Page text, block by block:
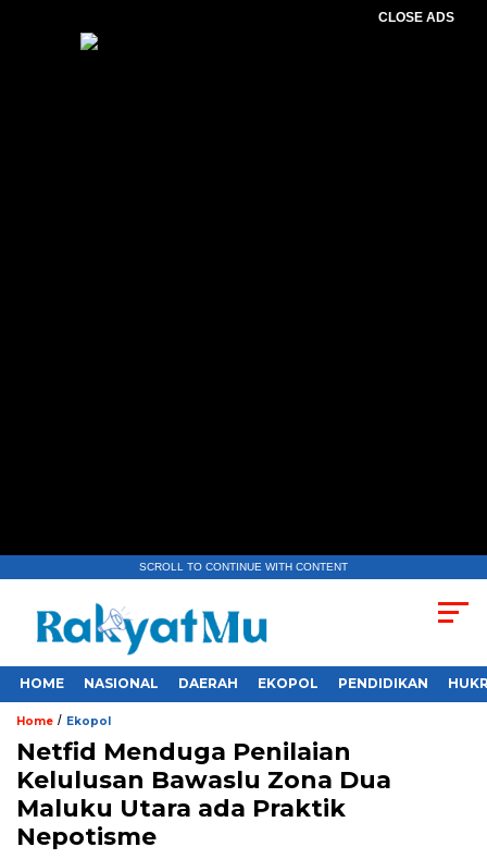
CLOSE ADS
SCROLL TO CONTINUE WITH CONTENT
HOME NASIONAL DAERAH EKOPOL PENDIDIKAN
Home / Ekopol
Netfid Menduga Penilaian
Kelulusan Bawaslu Zona Dua
Maluku Utara ada Praktik
Nepotisme